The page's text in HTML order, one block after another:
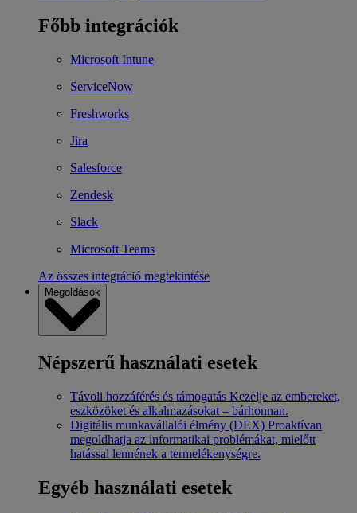
Főbb integrációk
Microsoft Intune
ServiceNow
Freshworks
Jira
Salesforce
Zendesk
Slack
Microsoft Teams
Az összes integráció megtekintése
Megoldások
Népszerű használati esetek
Távoli hozzáférés és támogatás Kezelje az embereket,
eszközöket és alkalmazásokat – bárhonnan.
Digitális munkavállalói élmény (DEX) Proaktívan
megoldhatja az informatikai problémákat, mielőtt
hatással lennének a termelékenységre.
Egyéb használati esetek